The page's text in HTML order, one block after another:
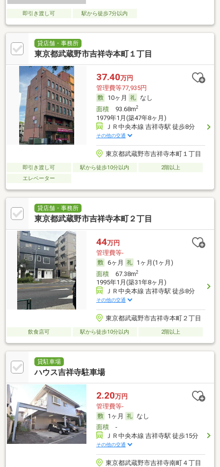
即引き渡し可 駅から徒歩7分以内
貸店舗・事務所
東京都武蔵野市吉祥寺本町１丁目
37.40万円
管理費等77,935円
10ヶ月
なし
面積93.68m2
1979年1月(築47年8ヶ月)
ＪＲ中央本線 吉祥寺駅 徒歩8分
その他の交通
東京都武蔵野市吉祥寺本町１丁目
即引き渡し可 駅から徒歩10分以内
2階以上
エレベーター
貸店舗・事務所
東京都武蔵野市吉祥寺本町２丁目
44万円
管理費等-
6ヶ月
1ヶ月(1ヶ月)
面積67.38m2
1995年1月(築31年8ヶ月)
ＪＲ中央本線 吉祥寺駅 徒歩8分
その他の交通
東京都武蔵野市吉祥寺本町２丁目
飲食店可 駅から徒歩10分以内 2階以上
貸駐車場
ハウス吉祥寺駐車場
2.20万円
管理費等-
1ヶ月
なし
面積-
ＪＲ中央本線 吉祥寺駅 徒歩15分
その他の交通
東京都武蔵野市吉祥寺南町４丁目